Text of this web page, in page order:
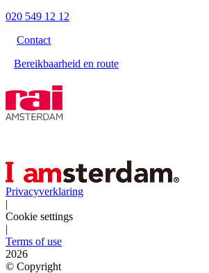
020 549 12 12
Contact
Bereikbaarheid en route
Privacyverklaring
|
Cookie settings
|
Terms of use
2026
© Copyright